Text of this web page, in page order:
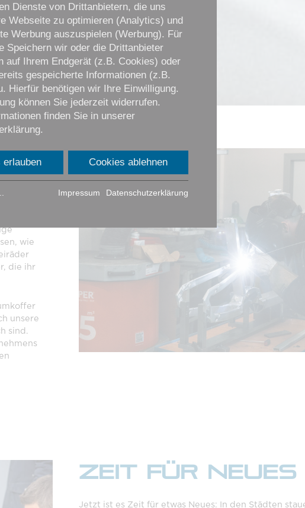
Seit
wie
die ihr
unsere
sind.
ZEIT FÜR NEUES
Jetzt ist es Zeit für etwas Neues: In den Städten
Dienste von Drittanbietern, die uns
Webseite zu optimieren (Analytics) und
Werbung auszuspielen (Werbung). Für
Speichern wir oder die Drittanbieter
auf Ihrem Endgerät (z.B. Cookies) oder
gespeicherte Informationen (z.B.
Hierfür benötigen wir Ihre Einwilligung.
können Sie jederzeit widerrufen.
finden Sie in unserer
erlauben Cookies ablehnen
Impressum Datenschutzerklärung